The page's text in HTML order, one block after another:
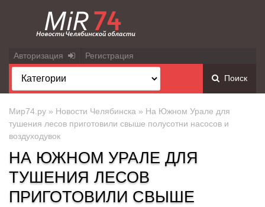
Авторизация Регистрация
Поиск
Мир74.ру » Новости Челябинска » На Южном Урале для
тушения лесов приготовили свыше полусотни насосов и
воздуходувок
НА ЮЖНОМ УРАЛЕ ДЛЯ
ТУШЕНИЯ ЛЕСОВ
ПРИГОТОВИЛИ СВЫШЕ